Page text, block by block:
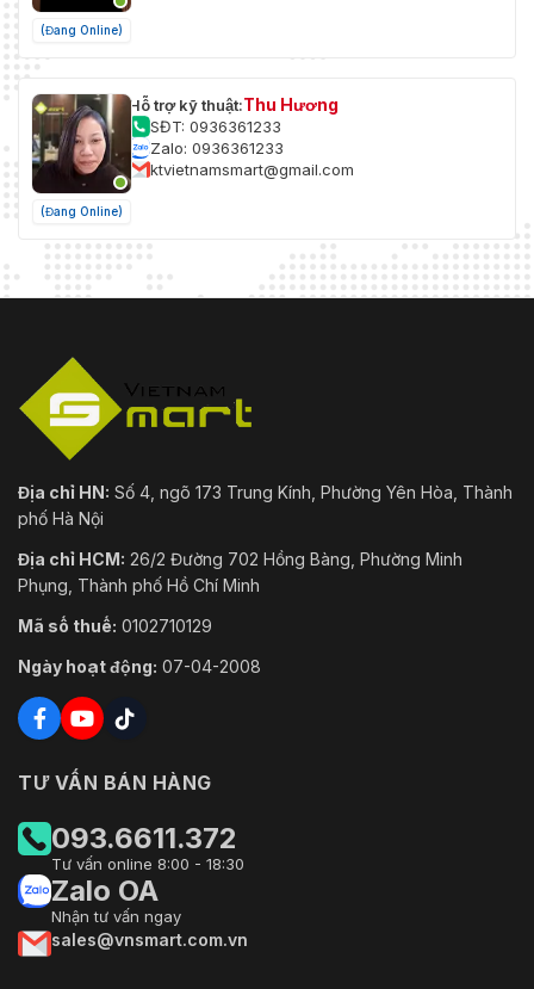
(Đang Online)
(Đang Online)
Hỗ trợ kỹ thuật:Thu Hương
SĐT: 0936361233
Zalo: 0936361233
ktvietnamsmart@gmail.com
Địa chỉ HN: Số 4, ngõ 173 Trung Kính, Phường Yên Hòa, Thành
phố Hà Nội
Địa chỉ HCM: 26/2 Đường 702 Hồng Bàng, Phường Minh
Phụng, Thành phố Hồ Chí Minh
Mã số thuế: 0102710129
Ngày hoạt động: 07-04-2008
TƯ VẤN BÁN HÀNG
093.6611.372
Tư vấn online 8:00 - 18:30
Zalo OA
Nhận tư vấn ngay
sales@vnsmart.com.vn